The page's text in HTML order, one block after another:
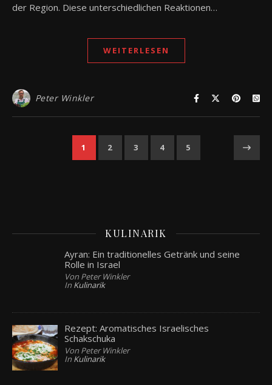
der Region. Diese unterschiedlichen Reaktionen…
WEITERLESEN
Peter Winkler
1 2 3 4 5
KULINARIK
Ayran: Ein traditionelles Getränk und seine
Rolle in Israel
Von Peter Winkler
In Kulinarik
Rezept: Aromatisches Israelisches
Schakschuka
Von Peter Winkler
In Kulinarik